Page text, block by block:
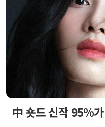
中 숏드 신작 95%